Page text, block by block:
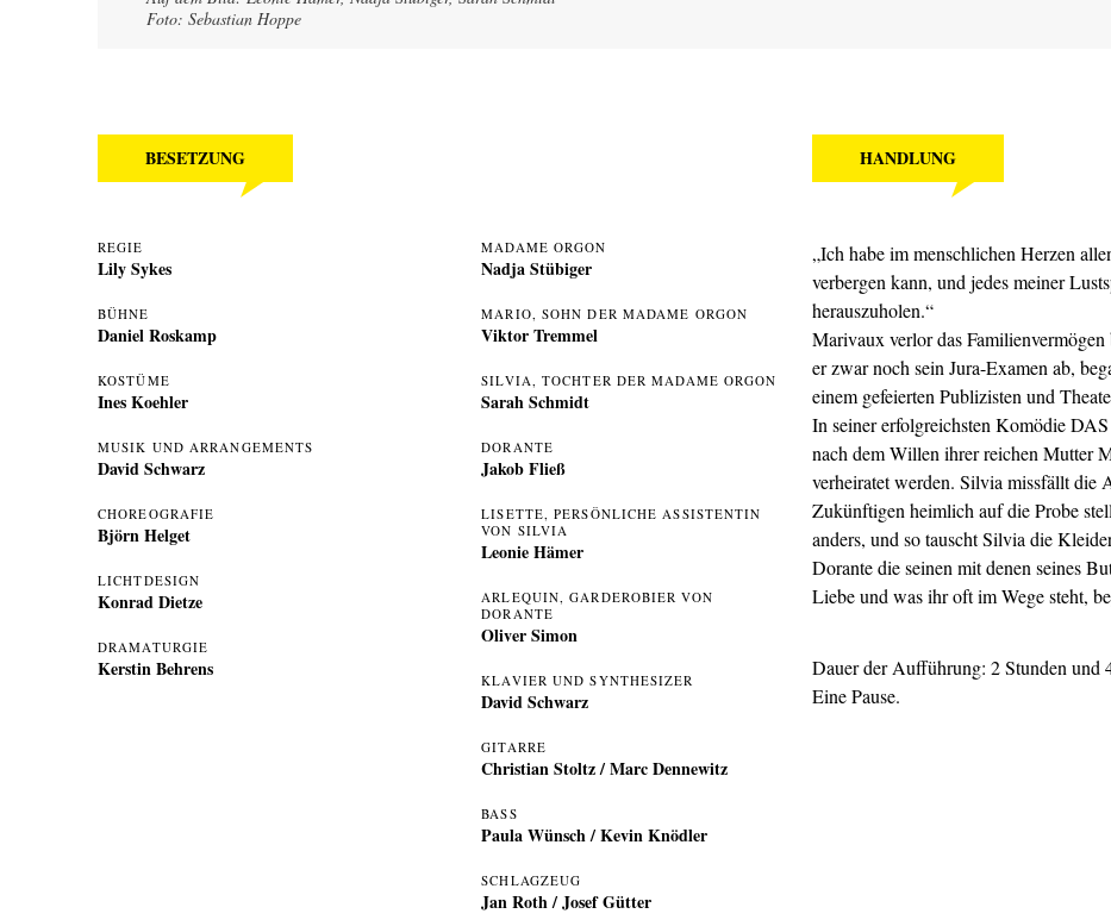
Foto: Sebastian Hoppe
BESETZUNG
REGIE
Lily Sykes
BÜHNE
Daniel Roskamp
KOSTÜME
Ines Koehler
MUSIK UND ARRANGEMENTS
David Schwarz
CHOREOGRAFIE
Björn Helget
LICHTDESIGN
Konrad Dietze
DRAMATURGIE
Kerstin Behrens
MADAME ORGON
Nadja Stübiger
MARIO, SOHN DER MADAME ORGON
Viktor Tremmel
SILVIA, TOCHTER DER MADAME ORGON
Sarah Schmidt
DORANTE
Jakob Fließ
LISETTE, PERSÖNLICHE ASSISTENTIN
VON SILVIA
Leonie Hämer
ARLEQUIN, GARDEROBIER VON
DORANTE
Oliver Simon
KLAVIER UND SYNTHESIZER
David Schwarz
GITARRE
Christian Stoltz / Marc Dennewitz
BASS
Paula Wünsch / Kevin Knödler
SCHLAGZEUG
Jan Roth / Josef Gütter
HANDLUNG
„Ich habe im menschlichen Herzen
verbergen kann, und jedes meiner
herauszuholen.“
Marivaux verlor das
er zwar noch sein Jura-Examen ab,
einem gefeierten Publizisten und
In seiner erfolgreichsten Komödie
nach dem Willen ihrer reichen Mutter
verheiratet werden. Silvia missfällt die
Zukünftigen heimlich auf die Probe
anders, und so tauscht Silvia die
Dorante die seinen mit denen seines
Liebe und was ihr oft im Wege steht,
Dauer der Aufführung: 2 Stunden und
Eine Pause.